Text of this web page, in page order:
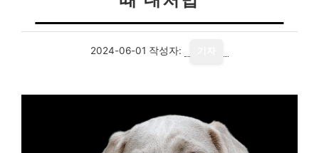
2024-06-01 작성자: